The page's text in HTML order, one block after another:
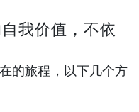
我价值，不依
的旅程，以下几个方